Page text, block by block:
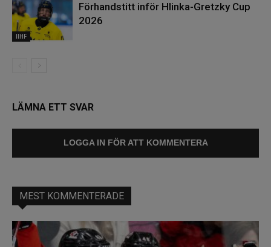
IIHF
Förhandstitt inför Hlinka-Gretzky Cup
2026
LÄMNA ETT SVAR
LOGGA IN FÖR ATT KOMMENTERA
MEST KOMMENTERADE